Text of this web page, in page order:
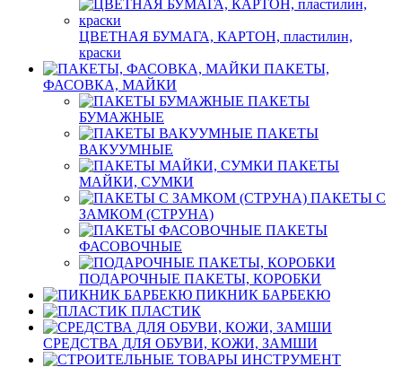
ЦВЕТНАЯ БУМАГА, КАРТОН, пластилин,
краски
ПАКЕТЫ,
ФАСОВКА, МАЙКИ
ПАКЕТЫ
БУМАЖНЫЕ
ПАКЕТЫ
ВАКУУМНЫЕ
ПАКЕТЫ
МАЙКИ, СУМКИ
ПАКЕТЫ С
ЗАМКОМ (СТРУНА)
ПАКЕТЫ
ФАСОВОЧНЫЕ
ПОДАРОЧНЫЕ ПАКЕТЫ, КОРОБКИ
ПИКНИК БАРБЕКЮ
ПЛАСТИК
СРЕДСТВА ДЛЯ ОБУВИ, КОЖИ, ЗАМШИ